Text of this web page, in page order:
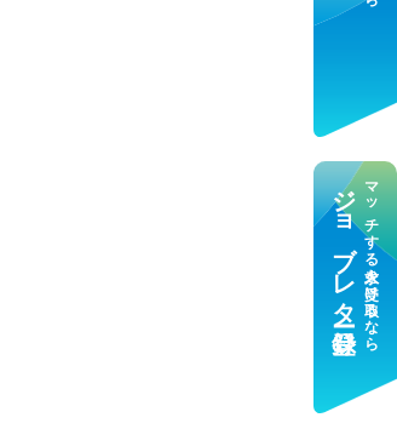
マッチする求人を受け取るなら
ジョブレター登録